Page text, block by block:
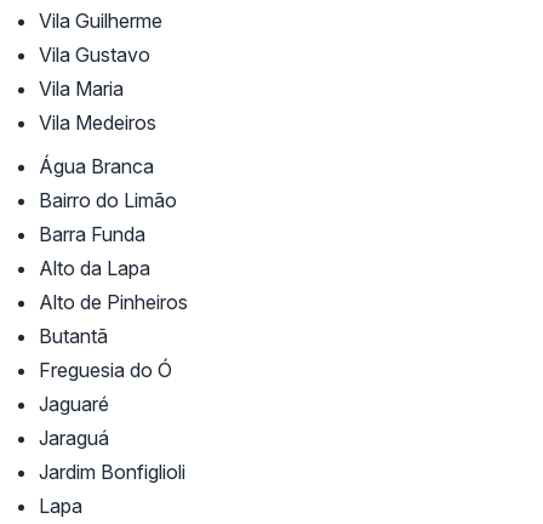
Vila Guilherme
Vila Gustavo
Vila Maria
Vila Medeiros
Água Branca
Bairro do Limão
Barra Funda
Alto da Lapa
Alto de Pinheiros
Butantã
Freguesia do Ó
Jaguaré
Jaraguá
Jardim Bonfiglioli
Lapa